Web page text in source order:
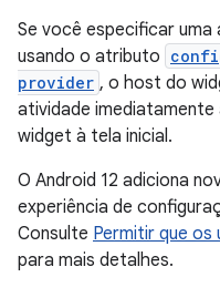
Se você especificar
usando o atributo
provider , o host do
atividade imediatamente
widget à tela inicial.
O Android 12 adiciona
experiência de
Consulte Permitir que os
para mais detalhes.